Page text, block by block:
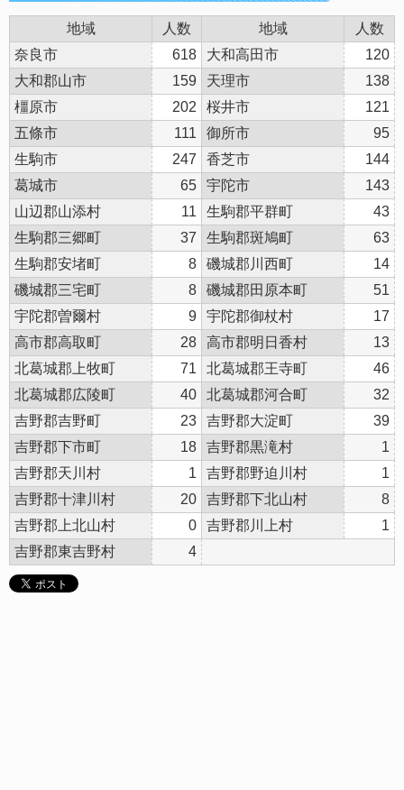
地域 人数 地域
人数
奈良市
618 大和高田市
120
大和郡山市
159 天理市
138
橿原市
202 桜井市
121
五條市
111 御所市
95
生駒市
247 香芝市
144
葛城市
65 宇陀市
143
山辺郡山添村
11 生駒郡平群町
43
生駒郡三郷町
37 生駒郡斑鳩町
63
生駒郡安堵町
8 磯城郡川西町
14
磯城郡三宅町
8 磯城郡田原本町
51
宇陀郡曽爾村
9 宇陀郡御杖村
17
高市郡高取町
28 高市郡明日香村
13
北葛城郡上牧町
71 北葛城郡王寺町
46
北葛城郡広陵町
40 北葛城郡河合町
32
吉野郡吉野町
23 吉野郡大淀町
39
吉野郡下市町
18 吉野郡黒滝村
1
吉野郡天川村
1 吉野郡野迫川村
1
吉野郡十津川村
20 吉野郡下北山村
8
吉野郡上北山村
0 吉野郡川上村
1
吉野郡東吉野村
4